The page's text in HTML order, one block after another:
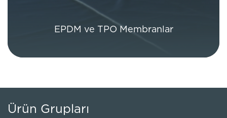
EPDM ve TPO Membranlar
Ürün Grupları